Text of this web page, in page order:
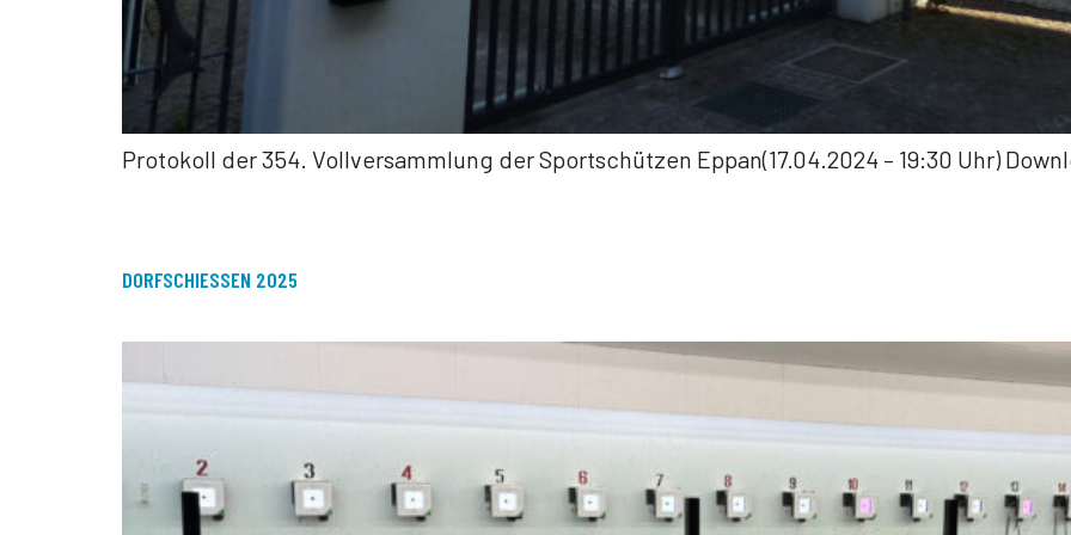
Protokoll der 354. Vollversammlung der Sportschützen Eppan(17.04.2024 – 19:30 Uhr)
DORFSCHIESSEN 2025